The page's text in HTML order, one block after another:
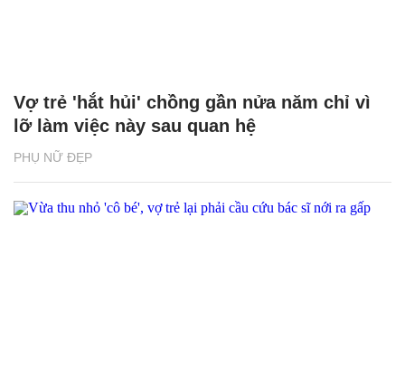
PHỤ NỮ ĐẸP
Vợ trẻ 'hắt hủi' chồng gần nửa năm chỉ vì
lỡ làm việc này sau quan hệ